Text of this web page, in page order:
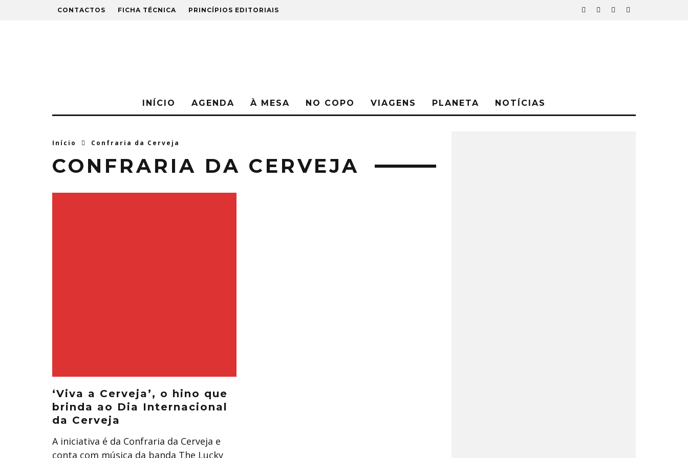
CONTACTOS FICHA TÉCNICA PRINCÍPIOS EDITORIAIS
INÍCIO AGENDA À MESA NO COPO VIAGENS PLANETA NOTÍCIAS
Início Confraria da Cerveja
CONFRARIA DA CERVEJA
‘Viva a Cerveja’, o hino que
brinda ao Dia Internacional
da Cerveja
A iniciativa é da Confraria da Cerveja e
conta com música da banda The Lucky